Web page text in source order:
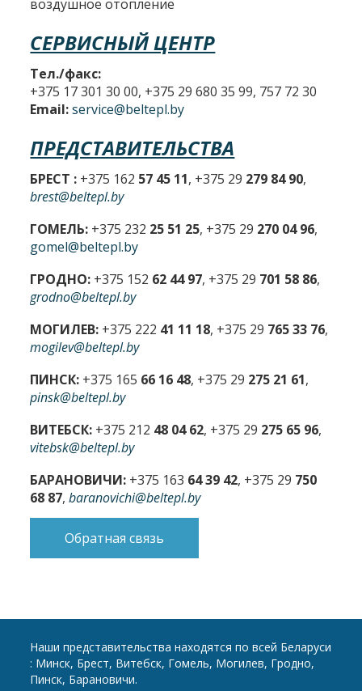
воздушное отопление
СЕРВИСНЫЙ ЦЕНТР
Тел./факс:
+375 17 301 30 00, +375 29 680 35 99, 757 72 30
Email: service@beltepl.by
ПРЕДСТАВИТЕЛЬСТВА
БРЕСТ : +375 162 57 45 11, +375 29 279 84 90,
brest@beltepl.by
ГОМЕЛЬ: +375 232 25 51 25, +375 29 270 04 96,
gomel@beltepl.by
ГРОДНО: +375 152 62 44 97, +375 29 701 58 86,
grodno@beltepl.by
МОГИЛЕВ: +375 222 41 11 18, +375 29 765 33 76,
mogilev@beltepl.by
ПИНСК: +375 165 66 16 48, +375 29 275 21 61,
pinsk@beltepl.by
ВИТЕБСК: +375 212 48 04 62, +375 29 275 65 96,
vitebsk@beltepl.by
БАРАНОВИЧИ: +375 163 64 39 42, +375 29 750
68 87,baranovichi@beltepl.by
Обратная связь
Наши представительства находятся по всей Беларуси
: Минск, Брест, Витебск, Гомель, Могилев, Гродно,
Пинск, Барановичи.